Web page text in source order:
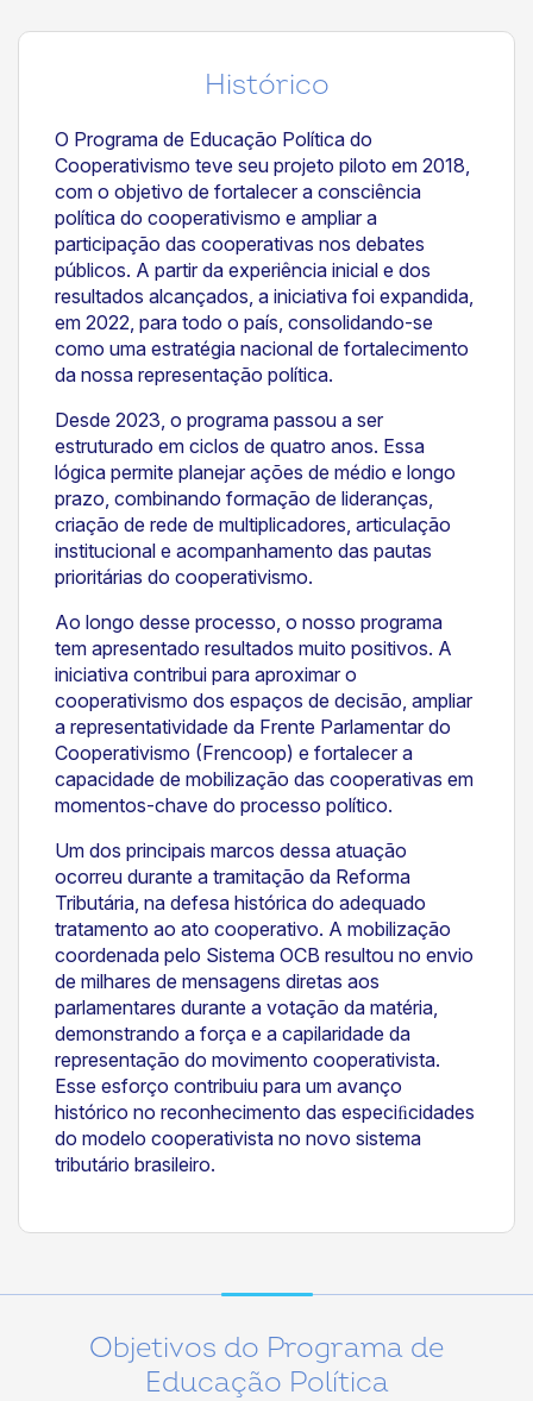
Histórico
O Programa de Educação Política do
Cooperativismo teve seu projeto piloto em 2018,
com o objetivo de fortalecer a consciência
política do cooperativismo e ampliar a
participação das cooperativas nos debates
públicos. A partir da experiência inicial e dos
resultados alcançados, a iniciativa foi expandida,
em 2022, para todo o país, consolidando-se
como uma estratégia nacional de fortalecimento
da nossa representação política.
Desde 2023, o programa passou a ser
estruturado em ciclos de quatro anos. Essa
lógica permite planejar ações de médio e longo
prazo, combinando formação de lideranças,
criação de rede de multiplicadores, articulação
institucional e acompanhamento das pautas
prioritárias do cooperativismo.
Ao longo desse processo, o nosso programa
tem apresentado resultados muito positivos. A
iniciativa contribui para aproximar o
cooperativismo dos espaços de decisão, ampliar
a representatividade da Frente Parlamentar do
Cooperativismo (Frencoop) e fortalecer a
capacidade de mobilização das cooperativas em
momentos-chave do processo político.
Um dos principais marcos dessa atuação
ocorreu durante a tramitação da Reforma
Tributária, na defesa histórica do adequado
tratamento ao ato cooperativo. A mobilização
coordenada pelo Sistema OCB resultou no envio
de milhares de mensagens diretas aos
parlamentares durante a votação da matéria,
demonstrando a força e a capilaridade da
representação do movimento cooperativista.
Esse esforço contribuiu para um avanço
histórico no reconhecimento das especiﬁcidades
do modelo cooperativista no novo sistema
tributário brasileiro.
Objetivos do Programa de
Educação Política